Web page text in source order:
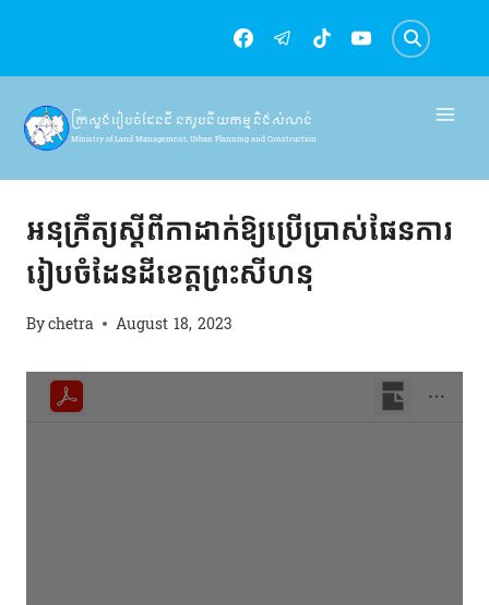
content
ក្រសួងរៀបចំដែនដី នគរូបនីយកម្ម និងសំណង់
Ministry of Land Management, Urban Planning and Construction
អនុក្រឹត្យស្ដីពីកាដាក់ឱ្យប្រើប្រាស់ផែនការ
រៀបចំដែនដីខេត្តព្រះសីហនុ
Bychetra August 18, 2023